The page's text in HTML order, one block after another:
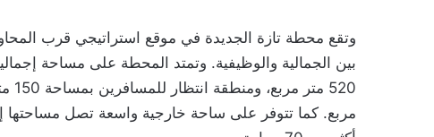
وتقع محطة تازة الجديدة في موقع استراتيجي قرب